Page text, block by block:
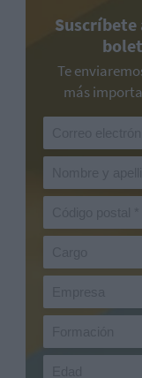
Suscríbete
Te
más